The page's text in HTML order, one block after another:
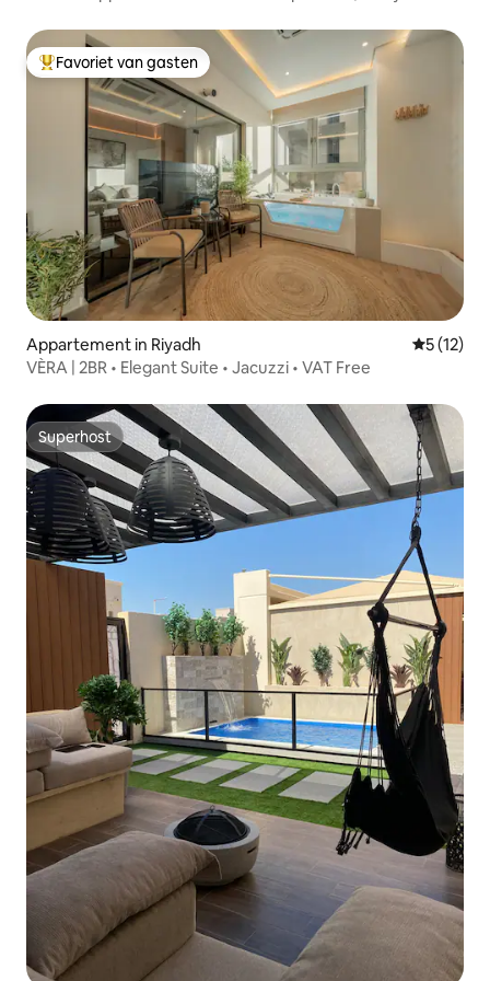
Topfavoriet van gasten
Favoriet van gasten
Appartement in Riyadh
5 (12)
VÈRA | 2BR • Elegant Suite • Jacuzzi • VAT Free
Superhost
Superhost